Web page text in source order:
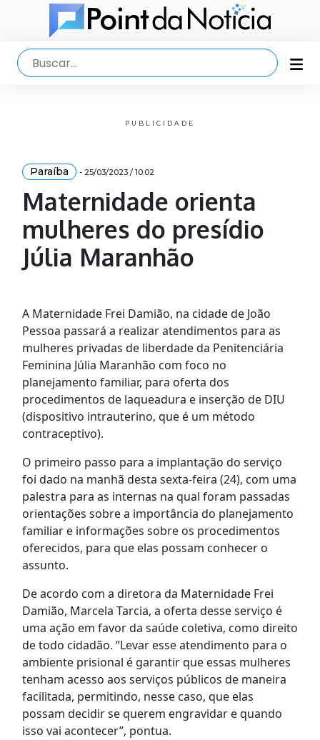
PUBLICIDADE
Paraíba - 25/03/2023 / 10:02
Maternidade orienta
mulheres do presídio
Júlia Maranhão
A Maternidade Frei Damião, na cidade de João
Pessoa passará a realizar atendimentos para as
mulheres privadas de liberdade da Penitenciária
Feminina Júlia Maranhão com foco no
planejamento familiar, para oferta dos
procedimentos de laqueadura e inserção de DIU
(dispositivo intrauterino, que é um método
contraceptivo).
O primeiro passo para a implantação do serviço
foi dado na manhã desta sexta-feira (24), com uma
palestra para as internas na qual foram passadas
orientações sobre a importância do planejamento
familiar e informações sobre os procedimentos
oferecidos, para que elas possam conhecer o
assunto.
De acordo com a diretora da Maternidade Frei
Damião, Marcela Tarcia, a oferta desse serviço é
uma ação em favor da saúde coletiva, como direito
de todo cidadão. “Levar esse atendimento para o
ambiente prisional é garantir que essas mulheres
tenham acesso aos serviços públicos de maneira
facilitada, permitindo, nesse caso, que elas
possam decidir se querem engravidar e quando
isso vai acontecer”, pontua.